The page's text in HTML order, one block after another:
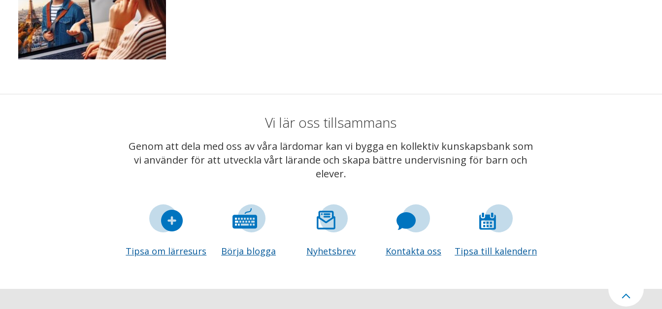
Vi lär oss tillsammans
Genom att dela med oss av våra lärdomar kan vi bygga en kollektiv kunskapsbank som
vi använder för att utveckla vårt lärande och skapa bättre undervisning för barn och
elever.
Tipsa om lärresurs Börja blogga Nyhetsbrev Kontakta oss Tipsa till kalendern